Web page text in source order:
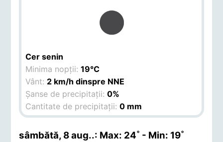
Cer senin
Minima nopții:19°C
Vânt: 2 km/h dinspre NNE
Șanse de precipitații:0%
Cantitate de precipitații:0 mm
sâmbătă, 8 aug..: Max: 24˚ - Min: 19˚